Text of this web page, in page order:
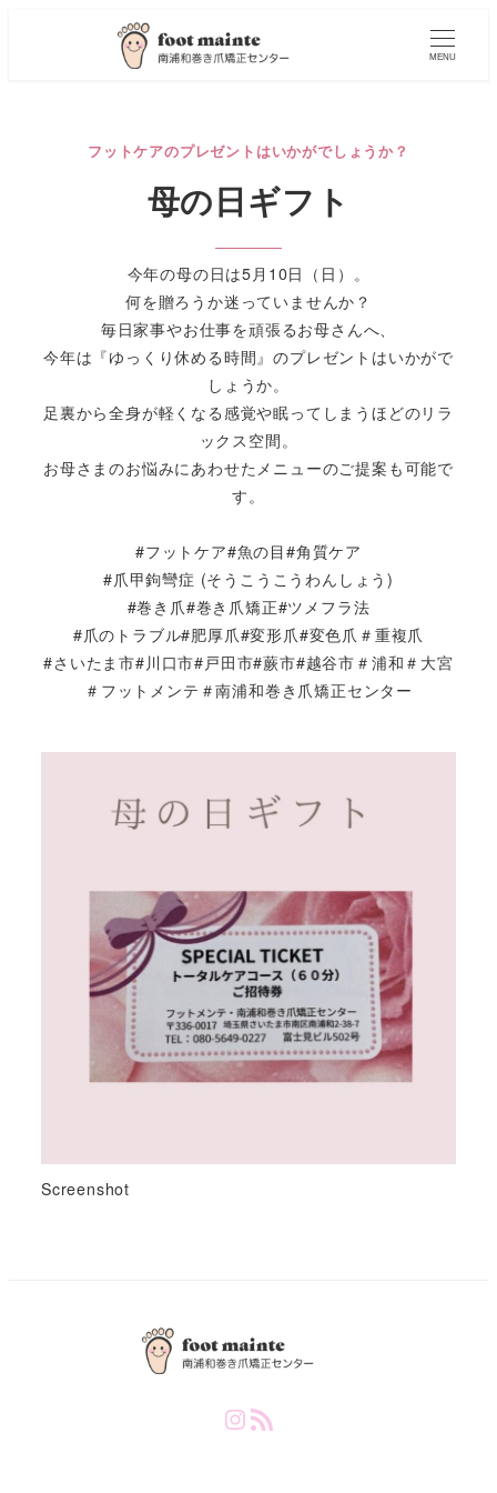
MENU
フットケアのプレゼントはいかがでしょうか？
母の日ギフト
今年の母の日は5月10日（日）。
何を贈ろうか迷っていませんか？
毎日家事やお仕事を頑張るお母さんへ、
今年は『ゆっくり休める時間』のプレゼントはいかがで
しょうか。
足裏から全身が軽くなる感覚や眠ってしまうほどのリラ
ックス空間。
お母さまのお悩みにあわせたメニューのご提案も可能で
す。
#フットケア#魚の目#角質ケア
#爪甲鉤彎症 (そうこうこうわんしょう)
#巻き爪#巻き爪矯正#ツメフラ法
#爪のトラブル#肥厚爪#変形爪#変色爪＃重複爪
#さいたま市#川口市#戸田市#蕨市#越谷市＃浦和＃大宮
＃フットメンテ＃南浦和巻き爪矯正センター
Screenshot
InstagramRSS Feed